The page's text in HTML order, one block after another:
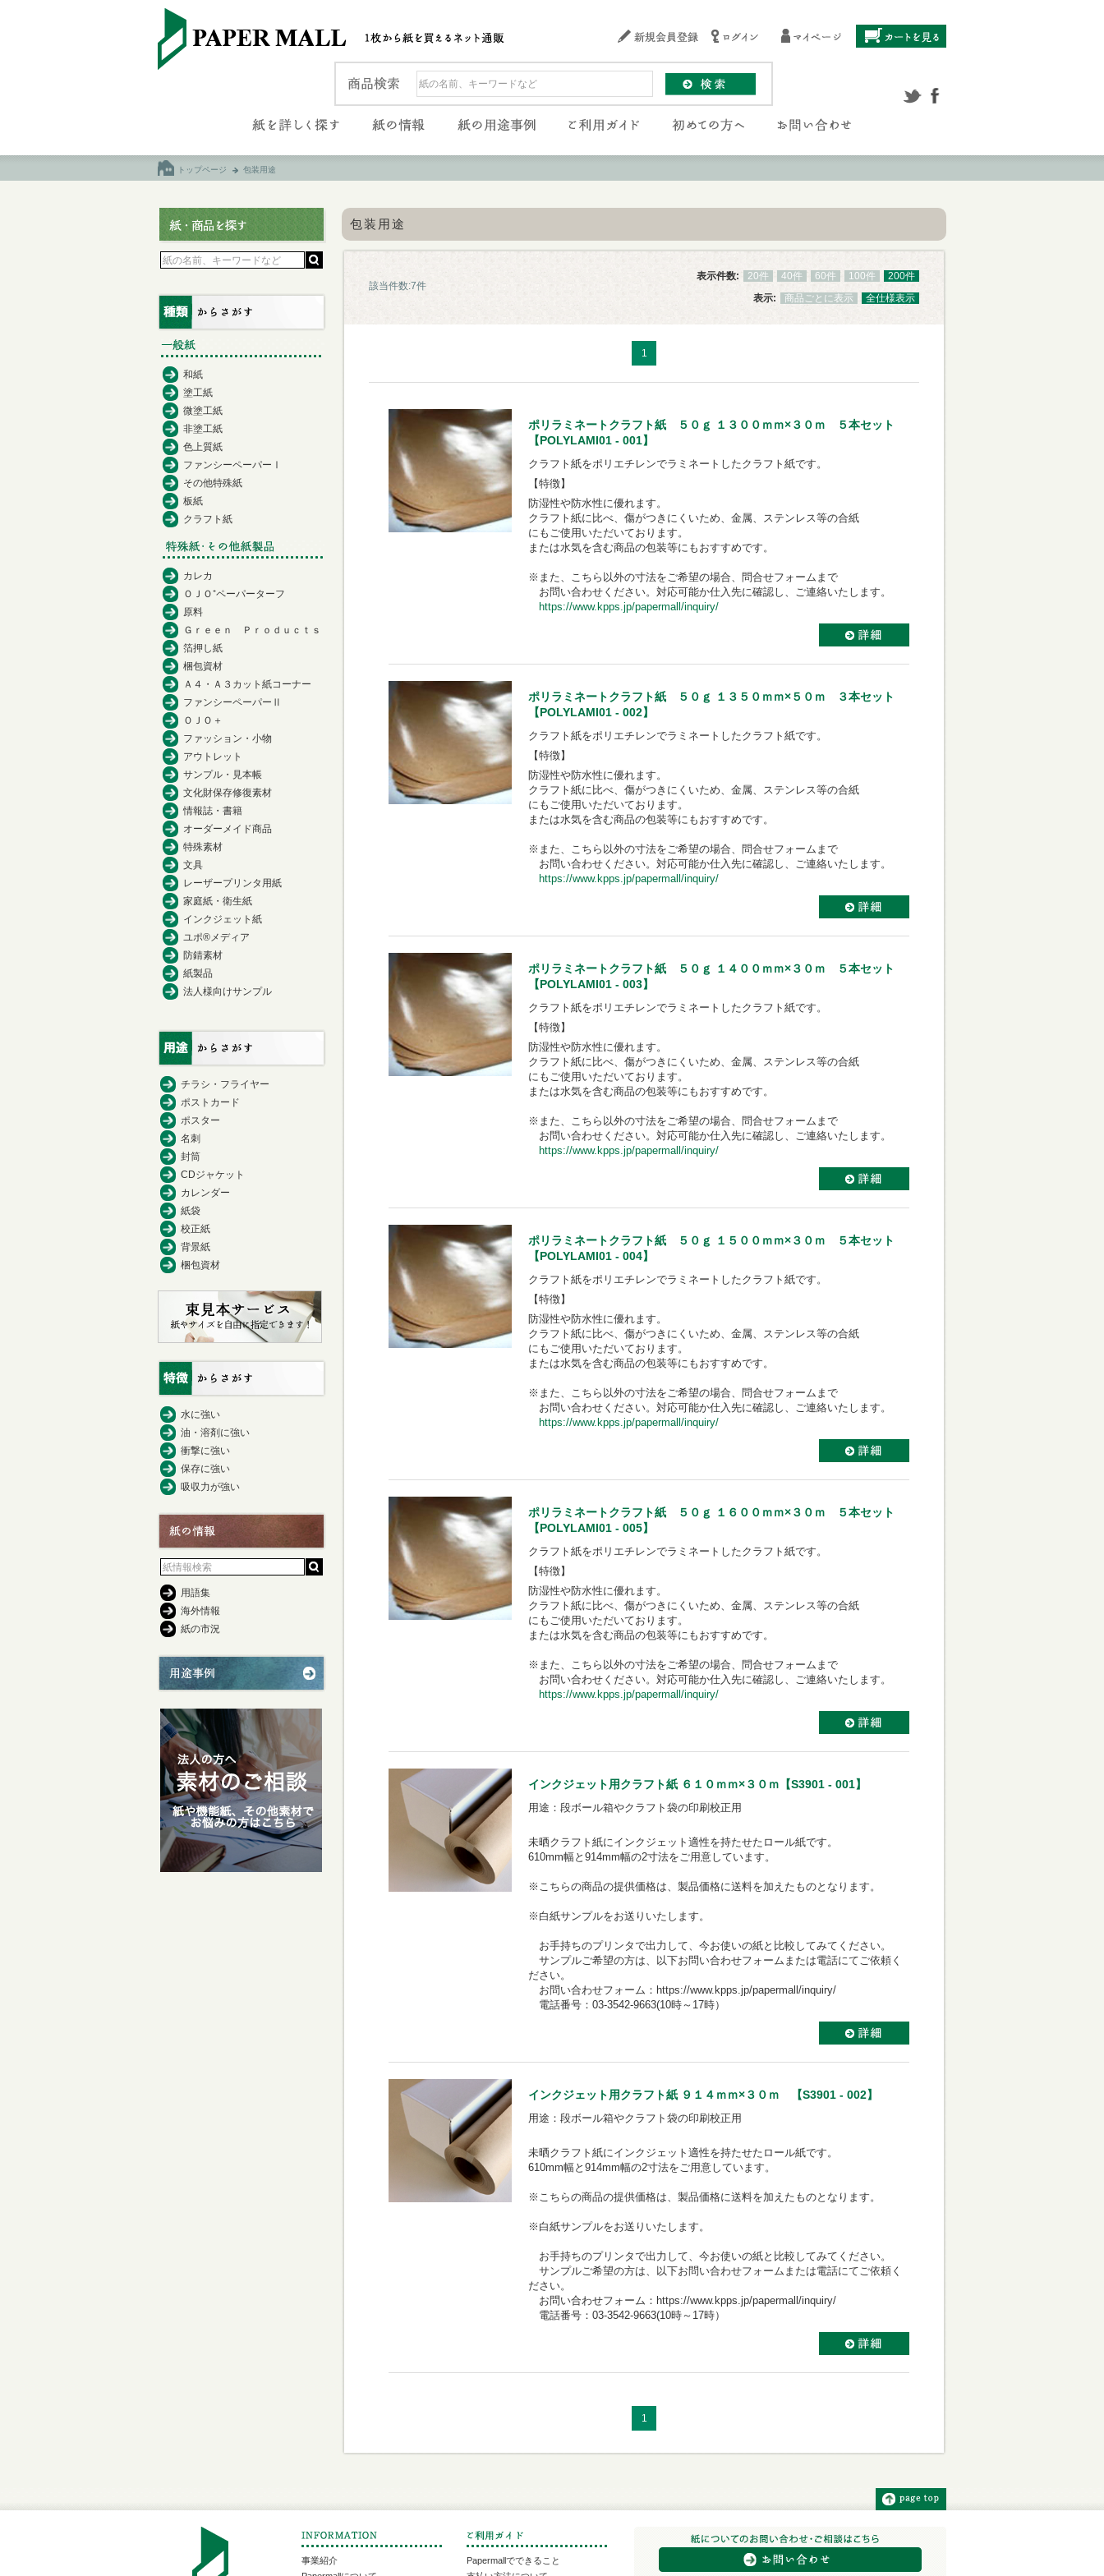
トップページ 包装用途
包装用途
該当件数:7件
表示件数: 20件 40件 60件 100件
200件
表示:
商品ごとに表示 全仕様表示
1
ポリラミネートクラフト紙 ５０ｇ １３００ｍｍ×３０ｍ ５本セット
【POLYLAMI01 - 001】
クラフト紙をポリエチレンでラミネートしたクラフト紙です。
【特徴】
防湿性や防水性に優れます。
クラフト紙に比べ、傷がつきにくいため、金属、ステンレス等の合紙
にもご使用いただいております。
または水気を含む商品の包装等にもおすすめです。
※また、こちら以外の寸法をご希望の場合、問合せフォームまで
お問い合わせください。対応可能か仕入先に確認し、ご連絡いたします。
https://www.kpps.jp/papermall/inquiry/
ポリラミネートクラフト紙 ５０ｇ １３５０ｍｍ×５０ｍ ３本セット
【POLYLAMI01 - 002】
クラフト紙をポリエチレンでラミネートしたクラフト紙です。
【特徴】
防湿性や防水性に優れます。
クラフト紙に比べ、傷がつきにくいため、金属、ステンレス等の合紙
にもご使用いただいております。
または水気を含む商品の包装等にもおすすめです。
※また、こちら以外の寸法をご希望の場合、問合せフォームまで
お問い合わせください。対応可能か仕入先に確認し、ご連絡いたします。
https://www.kpps.jp/papermall/inquiry/
ポリラミネートクラフト紙 ５０ｇ １４００ｍｍ×３０ｍ ５本セット
【POLYLAMI01 - 003】
クラフト紙をポリエチレンでラミネートしたクラフト紙です。
【特徴】
防湿性や防水性に優れます。
クラフト紙に比べ、傷がつきにくいため、金属、ステンレス等の合紙
にもご使用いただいております。
または水気を含む商品の包装等にもおすすめです。
※また、こちら以外の寸法をご希望の場合、問合せフォームまで
お問い合わせください。対応可能か仕入先に確認し、ご連絡いたします。
https://www.kpps.jp/papermall/inquiry/
ポリラミネートクラフト紙 ５０ｇ １５００ｍｍ×３０ｍ ５本セット
【POLYLAMI01 - 004】
クラフト紙をポリエチレンでラミネートしたクラフト紙です。
【特徴】
防湿性や防水性に優れます。
クラフト紙に比べ、傷がつきにくいため、金属、ステンレス等の合紙
にもご使用いただいております。
または水気を含む商品の包装等にもおすすめです。
※また、こちら以外の寸法をご希望の場合、問合せフォームまで
お問い合わせください。対応可能か仕入先に確認し、ご連絡いたします。
https://www.kpps.jp/papermall/inquiry/
ポリラミネートクラフト紙 ５０ｇ １６００ｍｍ×３０ｍ ５本セット
【POLYLAMI01 - 005】
クラフト紙をポリエチレンでラミネートしたクラフト紙です。
【特徴】
防湿性や防水性に優れます。
クラフト紙に比べ、傷がつきにくいため、金属、ステンレス等の合紙
にもご使用いただいております。
または水気を含む商品の包装等にもおすすめです。
※また、こちら以外の寸法をご希望の場合、問合せフォームまで
お問い合わせください。対応可能か仕入先に確認し、ご連絡いたします。
https://www.kpps.jp/papermall/inquiry/
インクジェット用クラフト紙 ６１０ｍｍ×３０ｍ【S3901 - 001】
用途：段ボール箱やクラフト袋の印刷校正用
未晒クラフト紙にインクジェット適性を持たせたロール紙です。
610mm幅と914mm幅の2寸法をご用意しています。
※こちらの商品の提供価格は、製品価格に送料を加えたものとなります。
※白紙サンプルをお送りいたします。
お手持ちのプリンタで出力して、今お使いの紙と比較してみてください。
サンプルご希望の方は、以下お問い合わせフォームまたは電話にてご依頼く
ださい。
お問い合わせフォーム：https://www.kpps.jp/papermall/inquiry/
電話番号：03-3542-9663(10時～17時）
インクジェット用クラフト紙 ９１４ｍｍ×３０ｍ 【S3901 - 002】
用途：段ボール箱やクラフト袋の印刷校正用
未晒クラフト紙にインクジェット適性を持たせたロール紙です。
610mm幅と914mm幅の2寸法をご用意しています。
※こちらの商品の提供価格は、製品価格に送料を加えたものとなります。
※白紙サンプルをお送りいたします。
お手持ちのプリンタで出力して、今お使いの紙と比較してみてください。
サンプルご希望の方は、以下お問い合わせフォームまたは電話にてご依頼く
ださい。
お問い合わせフォーム：https://www.kpps.jp/papermall/inquiry/
電話番号：03-3542-9663(10時～17時）
1
和紙
塗工紙
微塗工紙
非塗工紙
色上質紙
ファンシーペーパーⅠ
その他特殊紙
板紙
クラフト紙
カレカ
ＯＪＯ⁺ペーパーターフ
原料
Ｇｒｅｅｎ Ｐｒｏｄｕｃｔｓ
箔押し紙
梱包資材
Ａ４・Ａ３カット紙コーナー
ファンシーペーパーⅡ
ＯＪＯ＋
ファッション・小物
アウトレット
サンプル・見本帳
文化財保存修復素材
情報誌・書籍
オーダーメイド商品
特殊素材
文具
レーザープリンタ用紙
家庭紙・衛生紙
インクジェット紙
ユポ®メディア
防錆素材
紙製品
法人様向けサンプル
チラシ・フライヤー
ポストカード
ポスター
名刺
封筒
CDジャケット
カレンダー
紙袋
校正紙
背景紙
梱包資材
水に強い
油・溶剤に強い
衝撃に強い
保存に強い
吸収力が強い
用語集
海外情報
紙の市況
事業紹介
Papermallでできること